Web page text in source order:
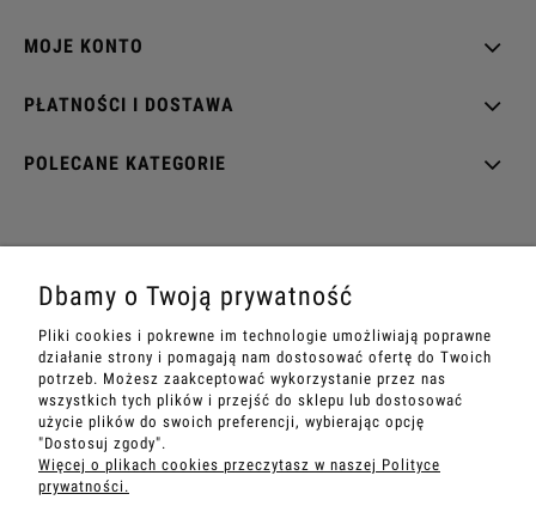
MOJE KONTO
PŁATNOŚCI I DOSTAWA
POLECANE KATEGORIE
EZOTERRA shop
ul. Rynek Wieluński 28
42-202 Częstochowa
Sandra+48 534 199 007
e-mail:sklep@ezoterra.pl
www.ezoterra.pl
Dbamy o Twoją prywatność
Pliki cookies i pokrewne im technologie umożliwiają poprawne
działanie strony i pomagają nam dostosować ofertę do Twoich
potrzeb. Możesz zaakceptować wykorzystanie przez nas
wszystkich tych plików i przejść do sklepu lub dostosować
użycie plików do swoich preferencji, wybierając opcję
"Dostosuj zgody".
Więcej o plikach cookies przeczytasz w naszej Polityce
prywatności.